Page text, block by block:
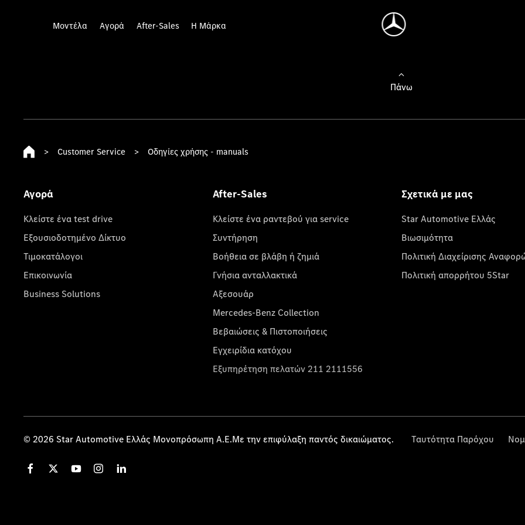
Μοντέλα Αγορά After-Sales Η Μάρκα
Πάνω
> Customer Service > Οδηγίες χρήσης - manuals
Αγορά
Κλείστε ένα test drive
Εξουσιοδοτημένο Δίκτυο
Τιμοκατάλογοι
Επικοινωνία
Business Solutions
After-Sales
Κλείστε ένα ραντεβού για service
Συντήρηση
Βοήθεια σε βλάβη ή ζημιά
Γνήσια ανταλλακτικά
Αξεσουάρ
Mercedes-Benz Collection
Βεβαιώσεις & Πιστοποιήσεις
Εγχειρίδια κατόχου
Εξυπηρέτηση πελατών 211 2111556
Σχετικά με μας
Star Automotive Ελλάς
Βιωσιμότητα
Πολιτική Διαχείρισης
Πολιτική απορρήτου 5Star
© 2026 Star Automotive Ελλάς Μονοπρόσωπη Α.Ε.Με την επιφύλαξη παντός δικαιώματος. Ταυτότητα Παρόχου